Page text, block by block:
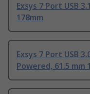
Exsys 7 Port USB
178mm
Exsys 7 Port USB
Powered, 61.5 mm